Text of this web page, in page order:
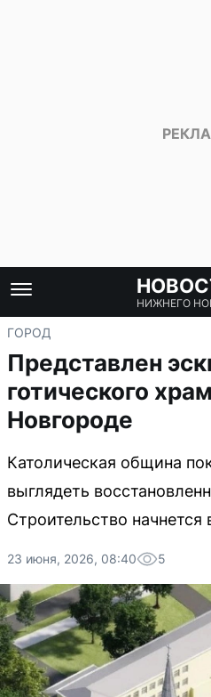
НИЖНЕГО
ГОРОД
Представлен
готического
Новгороде
Католическая община
выглядеть
Строительство начнется
23 июня, 2026, 08:40 5